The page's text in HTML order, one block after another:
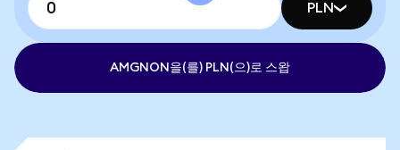
PLN
AMGNON을(를) PLN(으)로 스왑